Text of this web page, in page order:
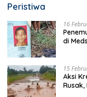
Peristiwa
16
di
15
Aksi
Rusak,